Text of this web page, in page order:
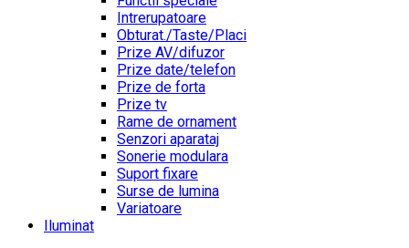
Intrerupatoare
Obturat./Taste/Placi
Prize AV/difuzor
Prize date/telefon
Prize de forta
Prize tv
Rame de ornament
Senzori aparataj
Sonerie modulara
Suport fixare
Surse de lumina
Variatoare
Iluminat